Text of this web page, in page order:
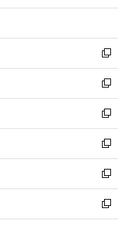
開
ウ
開
く
ン
ウ
で
開
く
ウ
ン
ド
ウ
で
開
く
新
し
い
ウ
ィ
ン
ド
ウ
で
開
く
新
し
い
ウ
ィ
ン
ド
ウ
で
開
新
し
い
ウ
ィ
ン
ド
ウ
新
し
い
ウ
ィ
ン
新
し
い
ウ
新
し